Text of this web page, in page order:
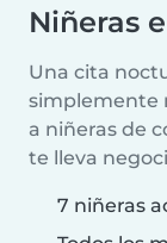
Niñeras
Una cita
simplemente
a niñeras de
te lleva
7 niñeras